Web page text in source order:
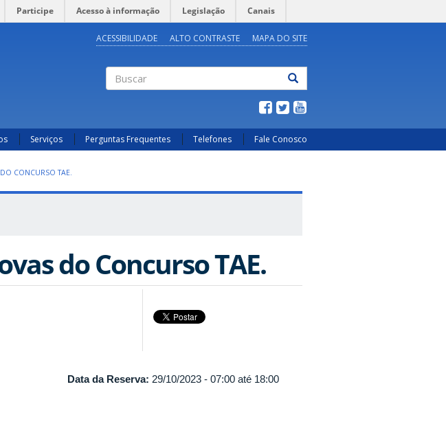
Participe Acesso à informação Legislação Canais
ACESSIBILIDADE ALTO CONTRASTE MAPA DO SITE
Serviços Perguntas Frequentes Telefones Fale Conosco
CONCURSO TAE.
do Concurso TAE.
Data da Reserva: 29/10/2023 -07:00 até 18:00